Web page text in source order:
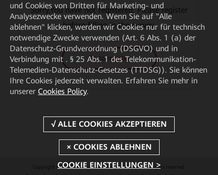
Sorry,You have not registered. Please register
before filling in the survey.
Go to register
Copyright © 2026 Huawei Technologies Co., Ltd. All rights reserved.
und Cookies von Dritten für Marketing- und
Analysezwecke verwenden. Wenn Sie auf "Alle
ablehnen" klicken, werden wir Cookies nur für technisch
notwendige Zwecke verwenden (Art. 6 Abs. 1 (a) der
Datenschutz-Grundverordnung (DSGVO) und in
Verbindung mit . § 25 Abs. 1 des Telekommunikation-
Telemedien-Datenschutz-Gesetzes (TTDSG)). Sie können
Ihre Cookies jederzeit verwalten. Erfahren Sie mehr in
unserer Cookies Policy.
COOKIE EINSTELLUNGEN >